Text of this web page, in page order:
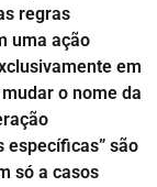
regras
uma ação
em
o nome da
específicas” são
só a casos